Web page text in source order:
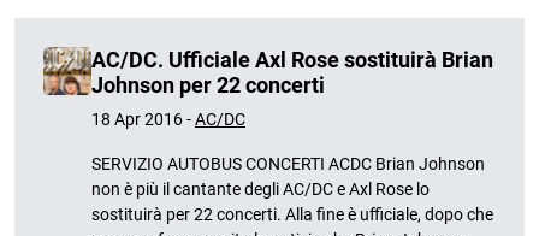
AC/DC. Ufficiale Axl Rose sostituirà Brian
Johnson per 22 concerti
18 Apr 2016 -AC/DC
SERVIZIO AUTOBUS CONCERTI ACDC Brian Johnson
non è più il cantante degli AC/DC e Axl Rose lo
sostituirà per 22 concerti. Alla fine è ufficiale, dopo che